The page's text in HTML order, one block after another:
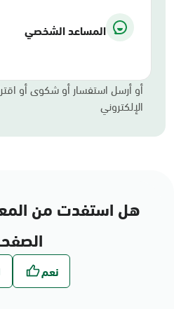
المساعد الشخصي
أو أرسل استفسار أو شكوى أو
الإلكتروني
هل استفدت من